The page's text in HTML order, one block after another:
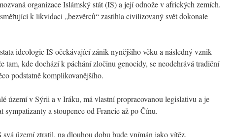
organizace Islámský stát (IS) a její odnože v afrických zemích.
k likvidaci „bezvěrců“ zastihla civilizovaný svět dokonale
ideologie IS očekávající zánik nynějšího věku a následný vznik
tam, kde dochází k páchání zločinu genocidy, se neodehrává tradiční
podstatně komplikovanějšího.
území v Sýrii a v Iráku, má vlastní propracovanou legislativu a je
sympatizanty a stoupence od Francie až po Čínu.
území ztratil, na dlouhou dobu bude vnímán jako vítěz.